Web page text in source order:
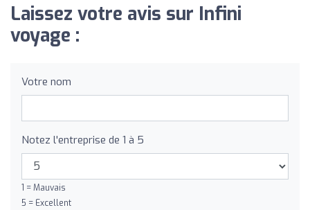
Laissez votre avis sur Infini
voyage :
Votre nom
Notez l'entreprise de 1 à 5
1 = Mauvais
5 = Excellent